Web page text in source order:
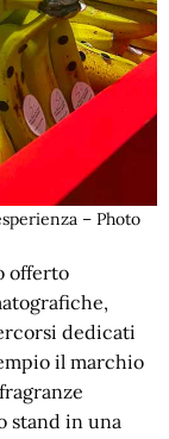
– Photo
offerto
dedicati
il marchio
stand in una